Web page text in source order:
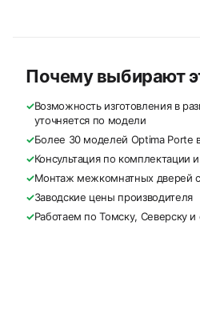
Почему выбирают
✓Возможность изготовления в
уточняется по модели
✓Более 30 моделей Optima Porte
✓Консультация по комплектации
✓Монтаж межкомнатных дверей с
✓Заводские цены производителя
✓Работаем по Томску, Северску и